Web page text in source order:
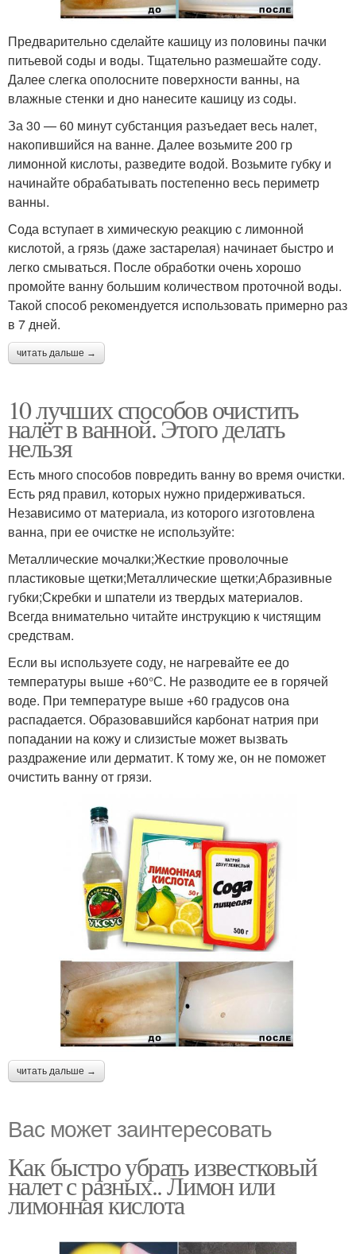
Предварительно сделайте кашицу из половины пачки
питьевой соды и воды. Тщательно размешайте соду.
Далее слегка ополосните поверхности ванны, на
влажные стенки и дно нанесите кашицу из соды.
За 30 — 60 минут субстанция разъедает весь налет,
накопившийся на ванне. Далее возьмите 200 гр
лимонной кислоты, разведите водой. Возьмите губку и
начинайте обрабатывать постепенно весь периметр
ванны.
Сода вступает в химическую реакцию с лимонной
кислотой, а грязь (даже застарелая) начинает быстро и
легко смываться. После обработки очень хорошо
промойте ванну большим количеством проточной воды.
Такой способ рекомендуется использовать примерно раз
в 7 дней.
читать дальше →
10 лучших способов очистить
налёт в ванной. Этого делать
нельзя
Есть много способов повредить ванну во время очистки.
Есть ряд правил, которых нужно придерживаться.
Независимо от материала, из которого изготовлена
ванна, при ее очистке не используйте:
Металлические мочалки;Жесткие проволочные
пластиковые щетки;Металлические щетки;Абразивные
губки;Скребки и шпатели из твердых материалов.
Всегда внимательно читайте инструкцию к чистящим
средствам.
Если вы используете соду, не нагревайте ее до
температуры выше +60°С. Не разводите ее в горячей
воде. При температуре выше +60 градусов она
распадается. Образовавшийся карбонат натрия при
попадании на кожу и слизистые может вызвать
раздражение или дерматит. К тому же, он не поможет
очистить ванну от грязи.
читать дальше →
Вас может заинтересовать
Как быстро убрать известковый
налет с разных.. Лимон или
лимонная кислота